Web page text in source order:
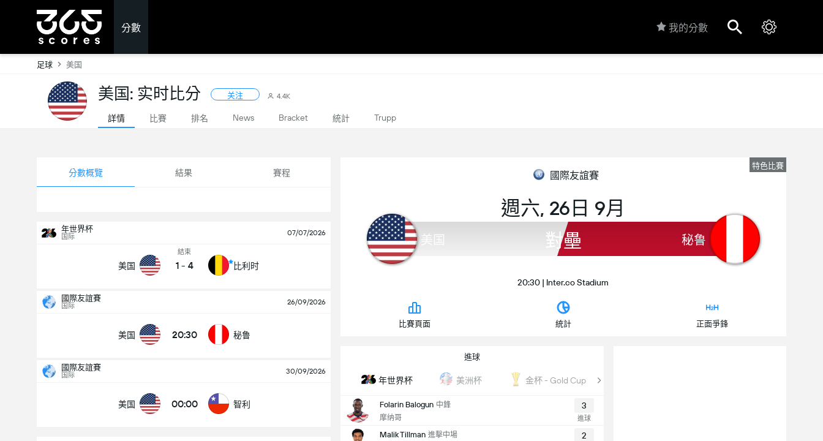
分數 我的分數
足球 美国
美国: 实时比分 关注 4.4K
詳情 比賽 排名 News Bracket 統計 Trupp
分數概覽 結果 賽程
年世界杯
国际 07/07/2026
美国
結束
1 - 4 比利时
國際友誼賽
国际 26/09/2026
美国 20:30 秘鲁
國際友誼賽
国际 30/09/2026
美国 00:00 智利
特色比賽
國際友誼賽
週六, 26日 9月
美国 對壘 秘鲁
20:30 | Inter.co Stadium
比賽頁面 統計 正面爭鋒
進球
年世界杯 美洲杯 金杯 - Gold Cup
Folarin Balogun 中鋒
摩纳哥
3
進球
Malik Tillman 進擊中場
2